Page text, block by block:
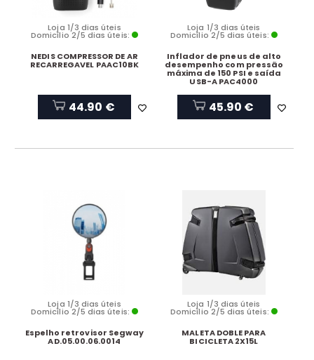
Loja 1/3 dias úteis
Domicílio 2/5 dias úteis:
NEDIS COMPRESSOR DE AR
RECARREGAVEL PAAC10BK
44.90 €
Loja 1/3 dias úteis
Domicílio 2/5 dias úteis:
Inflador de pneus de alto
desempenho com pressão
máxima de 150 PSI e saída
USB-A PAC4000
45.90 €
Loja 1/3 dias úteis
Domicílio 2/5 dias úteis:
Espelho retrovisor Segway
AD.05.00.06.0014
Loja 1/3 dias úteis
Domicílio 2/5 dias úteis:
MALETA DOBLE PARA
BICICLETA 2X15L